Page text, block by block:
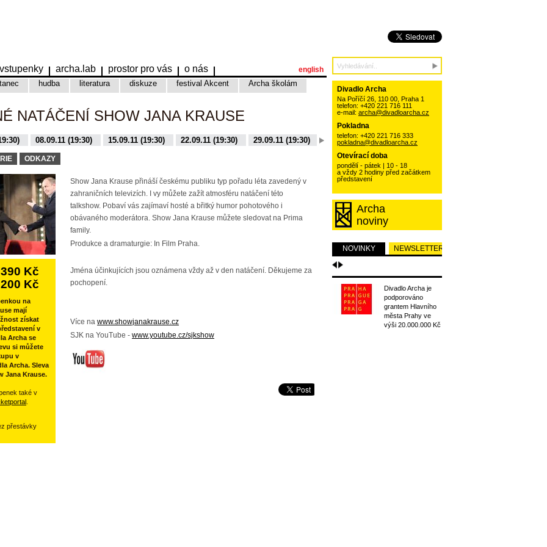
vstupenky archa.lab prostor pro vás o nás
tanec hudba literatura diskuze festival Akcent Archa školám
english
NATÁČENÍ SHOW JANA KRAUSE
08.09.11 (19:30) 15.09.11 (19:30) 22.09.11 (19:30) 29.09.11 (19:30) 06.10.11 (19:30) 13.10.11 (19:30)
16.11.15 (19:30) 01.09.11 (19:30)
ODKAZY
Show Jana Krause přináší českému publiku typ pořadu léta zavedený v
zahraničních televizích. I vy můžete zažít atmosféru natáčení této
talkshow. Pobaví vás zajímaví hosté a břitký humor pohotového i
obávaného moderátora. Show Jana Krause můžete sledovat na Prima
family.
Produkce a dramaturgie: In Film Praha.
Jména účinkujících jsou oznámena vždy až v den natáčení. Děkujeme za
pochopení.
Více na www.showjanakrause.cz
SJK na YouTube - www.youtube.cz/sjkshow
390 Kč
200 Kč
na
mají
získat
v
Archa se
si můžete
v
Archa. Sleva
Jana Krause.
také v
přestávky
Divadlo Archa
Na Poříčí 26, 110 00, Praha 1
telefon: +420 221 716 111
e-mail: archa@divadloarcha.cz
Pokladna
telefon: +420 221 716 333
pokladna@divadloarcha.cz
Otevírací doba
pondělí - pátek | 10 - 18
a vždy 2 hodiny před začátkem
představení
Archa
noviny
NOVINKY NEWSLETTER
Divadlo Archa je
podporováno
grantem Hlavního
města Prahy ve
výši 20.000.000 Kč